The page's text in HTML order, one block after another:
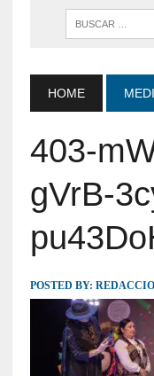
HOME
403-
gVrB-
POSTED BY: